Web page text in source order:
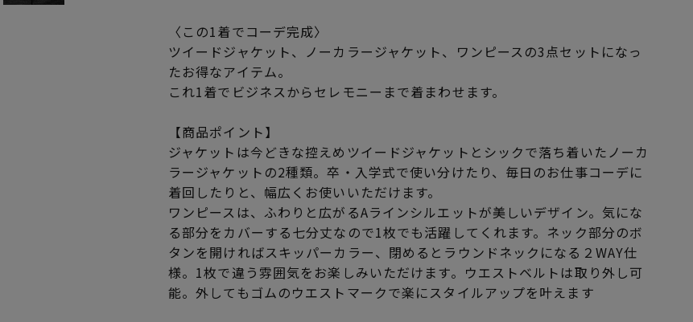
〈この1着でコーデ完成〉
ツイードジャケット、ノーカラージャケット、ワンピースの3点セットになっ
たお得なアイテム。
これ1着でビジネスからセレモニーまで着まわせます。
【商品ポイント】
ジャケットは今どきな控えめツイードジャケットとシックで落ち着いたノーカ
ラージャケットの2種類。卒・入学式で使い分けたり、毎日のお仕事コーデに
着回したりと、幅広くお使いいただけます。
ワンピースは、ふわりと広がるAラインシルエットが美しいデザイン。気にな
る部分をカバーする七分丈なので1枚でも活躍してくれます。ネック部分のボ
タンを開ければスキッパーカラー、閉めるとラウンドネックになる２WAY仕
様。1枚で違う雰囲気をお楽しみいただけます。ウエストベルトは取り外し可
能。外してもゴムのウエストマークで楽にスタイルアップを叶えます